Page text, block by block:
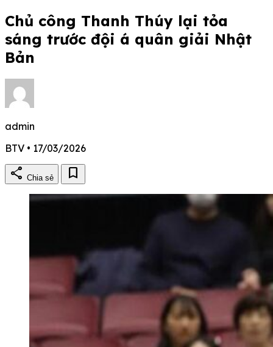
Chủ công Thanh Thúy lại tỏa
sáng trước đội á quân giải Nhật
Bản
admin
BTV • 17/03/2026
share Chia sẻ bookmark